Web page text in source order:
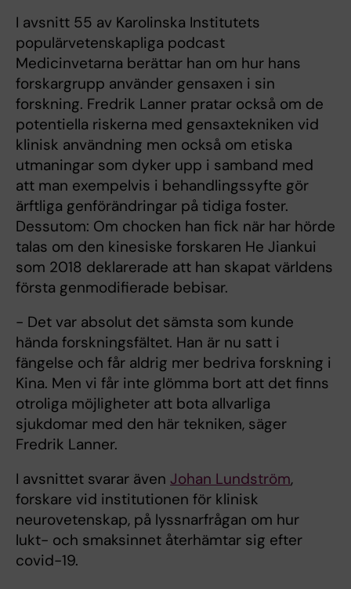
I avsnitt 55 av Karolinska Institutets
populärvetenskapliga podcast
Medicinvetarna berättar han om hur hans
forskargrupp använder gensaxen i sin
forskning. Fredrik Lanner pratar också om de
potentiella riskerna med gensaxtekniken vid
klinisk användning men också om etiska
utmaningar som dyker upp i samband med
att man exempelvis i behandlingssyfte gör
ärftliga genförändringar på tidiga foster.
Dessutom: Om chocken han fick när har hörde
talas om den kinesiske forskaren He Jiankui
som 2018 deklarerade att han skapat världens
första genmodifierade bebisar.
- Det var absolut det sämsta som kunde
hända forskningsfältet. Han är nu satt i
fängelse och får aldrig mer bedriva forskning i
Kina. Men vi får inte glömma bort att det finns
otroliga möjligheter att bota allvarliga
sjukdomar med den här tekniken, säger
Fredrik Lanner.
I avsnittet svarar även Johan Lundström,
forskare vid institutionen för klinisk
neurovetenskap, på lyssnarfrågan om hur
lukt- och smaksinnet återhämtar sig efter
covid-19.